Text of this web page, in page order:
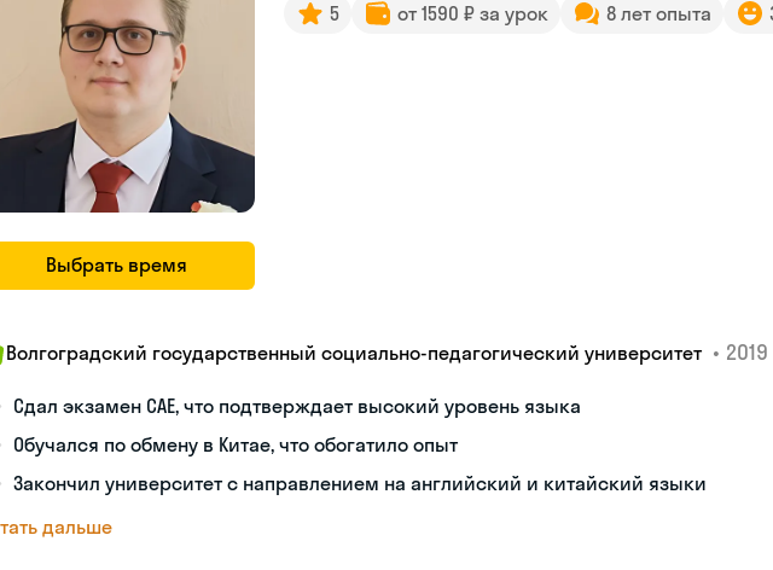
Выбрать время
5 от 1590 ₽ за урок 8 лет опыта
Волгоградский государственный социально-педагогический университет • 2019
Сдал экзамен CAE, что подтверждает высокий уровень языка
Обучался по обмену в Китае, что обогатило опыт
Закончил университет с направлением на английский и китайский языки
дальше